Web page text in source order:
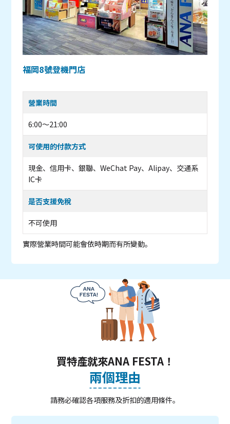
福岡8號登機門店
營業時間
6:00～21:00
可使用的付款方式
現金、信用卡、銀聯、WeChat Pay、Alipay、交通系
IC卡
是否支援免稅
不可使用
實際營業時間可能會依時期而有所變動。
買特產就來ANA FESTA！
兩個理由
請務必確認各項服務及折扣的適用條件。